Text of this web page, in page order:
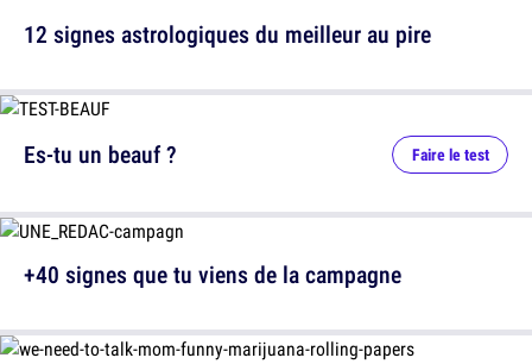
12 signes astrologiques du meilleur au pire
Es-tu un beauf ? Faire le test
+40 signes que tu viens de la campagne